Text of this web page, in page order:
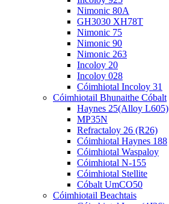
Nimonic 80A
GH3030 XH78T
Nimonic 75
Nimonic 90
Nimonic 263
Incoloy 20
Incoloy 028
Cóimhiotal Incoloy 31
Cóimhiotail Bhunaithe Cóbalt
Haynes 25(Alloy L605)
MP35N
Refractaloy 26 (R26)
Cóimhiotal Haynes 188
Cóimhiotal Waspaloy
Cóimhiotal N-155
Cóimhiotal Stellite
Cóbalt UmCO50
Cóimhiotail Beachtais